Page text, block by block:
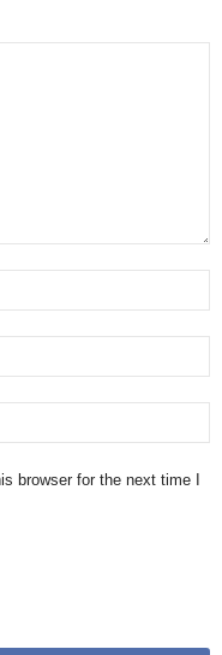
browser for the next time I